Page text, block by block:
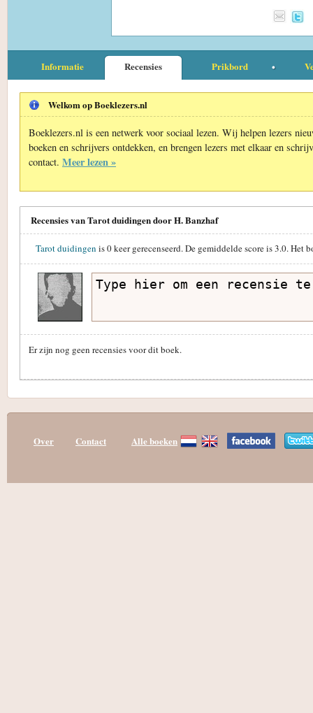
Informatie Recensies Prikbord
Welkom op Boeklezers.nl
Boeklezers.nl is een netwerk voor sociaal lezen. Wij helpen lezers
boeken en schrijvers ontdekken, en brengen lezers met elkaar en
contact. Meer lezen »
Recensies van Tarot duidingen door H. Banzhaf
Tarot duidingen is0keer gerecenseerd. De gemiddelde score is3.0. Het
Er zijn nog geen recensies voor dit boek.
Over Contact Alle boeken